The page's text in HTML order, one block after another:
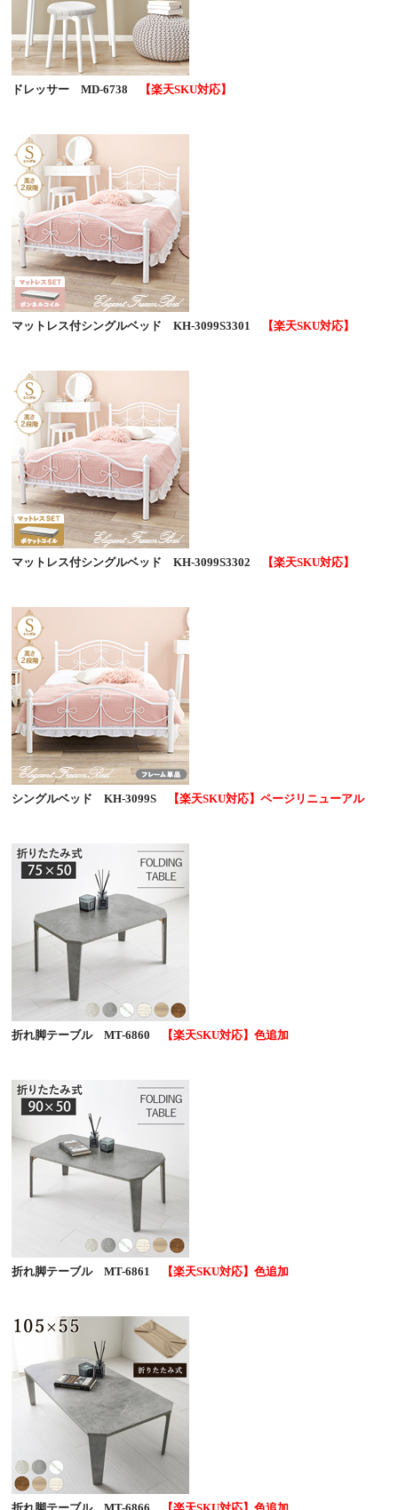
ドレッサー MD-6738 【楽天SKU対応】
マットレス付シングルベッド KH-3099S3301 【楽天SKU対応】
マットレス付シングルベッド KH-3099S3302 【楽天SKU対応】
シングルベッド KH-3099S 【楽天SKU対応】ページリニューアル
折れ脚テーブル MT-6860 【楽天SKU対応】色追加
折れ脚テーブル MT-6861 【楽天SKU対応】色追加